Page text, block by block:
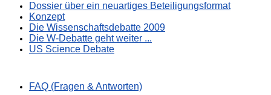
Dossier über ein neuartiges Beteiligungsformat
Konzept
Die Wissenschaftsdebatte 2009
Die W-Debatte geht weiter ...
US Science Debate
FAQ (Fragen & Antworten)